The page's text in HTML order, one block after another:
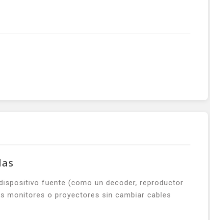
fuente (como un decoder, reproductor
monitores o proyectores sin cambiar cables